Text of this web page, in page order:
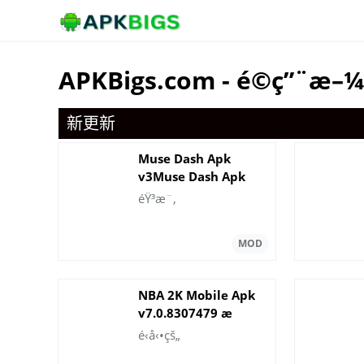
APKBigs.com -
新更新
Muse Dash Apk
v3Muse Dash Apk
v3.4.0 ä¸‹è½½ 2023.0
éŸ³æ¨‚
NBA 2K Mobile Apk
v7.0.8307479 æ
— é™é‡‘é’±
é‹å‹•çš„